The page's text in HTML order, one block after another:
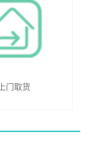
上门取货